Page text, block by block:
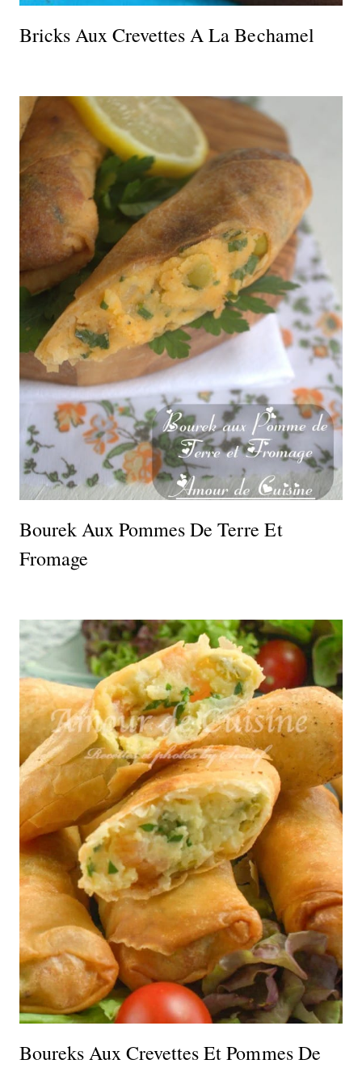
Bricks Aux Crevettes A La Bechamel
Bourek Aux Pommes De Terre Et
Fromage
Boureks Aux Crevettes Et Pommes De